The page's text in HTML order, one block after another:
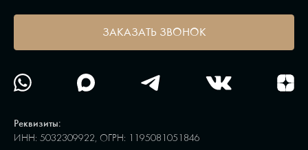
ЗАКАЗАТЬ ЗВОНОК
Реквизиты:
ИНН: 5032309922, ОГРН: 1195081051846